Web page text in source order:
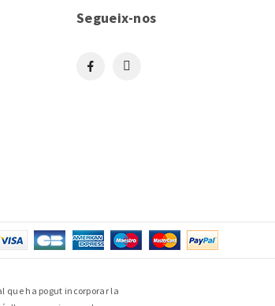
Segueix-nos
que ha pogut incorporar la